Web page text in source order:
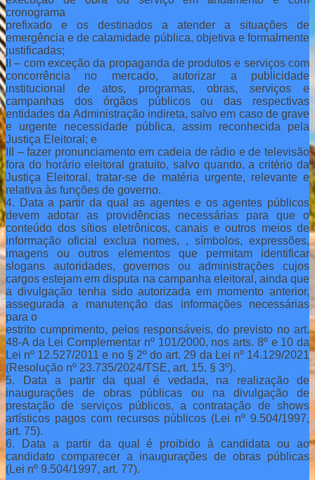
cronograma
prefixado e os destinados a atender a situações de
emergência e de calamidade pública, objetiva e formalmente
justificadas;
II – com exceção da propaganda de produtos e serviços com
concorrência no mercado, autorizar a publicidade
institucional de atos, programas, obras, serviços e
campanhas dos órgãos públicos ou das respectivas
entidades da Administração indireta, salvo em caso de grave
e urgente necessidade pública, assim reconhecida pela
Justiça Eleitoral; e
III – fazer pronunciamento em cadeia de rádio e de televisão
fora do horário eleitoral gratuito, salvo quando, a critério da
Justiça Eleitoral, tratar-se de matéria urgente, relevante e
relativa às funções de governo.
4. Data a partir da qual as agentes e os agentes públicos
devem adotar as providências necessárias para que o
conteúdo dos sítios eletrônicos, canais e outros meios de
informação oficial exclua nomes, , símbolos, expressões,
imagens ou outros elementos que permitam identificar
slogans autoridades, governos ou administrações cujos
cargos estejam em disputa na campanha eleitoral, ainda que
a divulgação tenha sido autorizada em momento anterior,
assegurada a manutenção das informações necessárias
para o
estrito cumprimento, pelos responsáveis, do previsto no art.
48-A da Lei Complementar nº 101/2000, nos arts. 8º e 10 da
Lei nº 12.527/2011 e no § 2º do art. 29 da Lei nº 14.129/2021
(Resolução nº 23.735/2024/TSE, art. 15, § 3º).
5. Data a partir da qual é vedada, na realização de
inaugurações de obras públicas ou na divulgação de
prestação de serviços públicos, a contratação de shows
artísticos pagos com recursos públicos (Lei nº 9.504/1997,
art. 75).
6. Data a partir da qual é proibido à candidata ou ao
candidato comparecer a inaugurações de obras públicas
(Lei nº 9.504/1997, art. 77).